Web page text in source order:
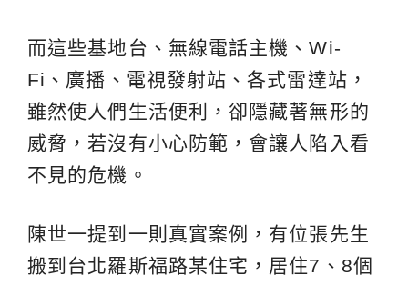
而這些基地台、無線電話主機、Wi-
Fi、廣播、電視發射站、各式雷達站，
雖然使人們生活便利，卻隱藏著無形的
威脅，若沒有小心防範，會讓人陷入看
不見的危機。
陳世一提到一則真實案例，有位張先生
搬到台北羅斯福路某住宅，居住7、8個